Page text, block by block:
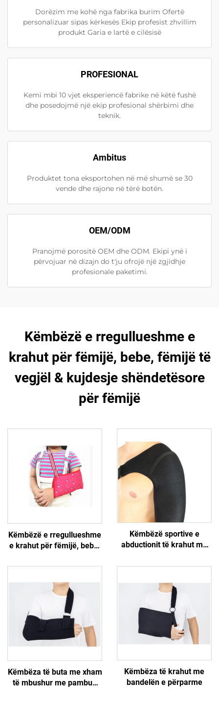
Dorëzim me kohë nga fabrika burim Ofertë
personalizuar sipas kërkesës Ekip profesist zhvillim
produkt Garia e lartë e cilësisë
PROFESIONAL
Kemi mbi 10 vjet eksperiencë fabrike në këtë fushë
dhe posedojmë një ekip profesional shërbimi dhe
teknik.
Ambitus
Produktet tona eksportohen në më shumë se 30
vende dhe rajone në tërë botën.
OEM/ODM
Pranojmë porositë OEM dhe ODM. Ekipi ynë i
përvojuar në dizajn do t'ju ofrojë një zgjidhje
profesionale paketimi.
Këmbëzë e rregullueshme e
krahut për fëmijë, bebe, fëmijë të
vegjël & kujdesje shëndetësore
për fëmijë
Këmbëzë e rregullueshme
e krahut për fëmijë, bebe,
shëndetësore për fëmijë
Këmbëzë sportive e
abductionit të krahut me
manikë stabilizuese për
rrëshqitësit rotator
Këmbëza të buta me xham
të mbushur me pambuk
Këmbëza të krahut me
bandelën e përparme